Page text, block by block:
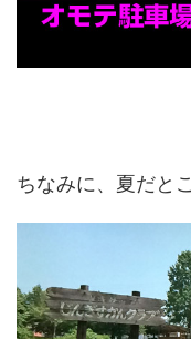
ちなみに、夏だと